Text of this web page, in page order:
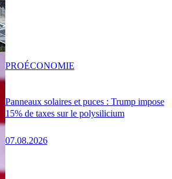
Panneaux solaires et puces : Trump impose
15% de taxes sur le polysilicium
07.08.2026
PROÉCONOMIE